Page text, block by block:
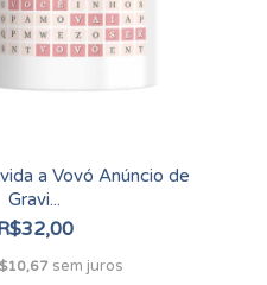
a Vovó Anúncio de
Gravi...
sem juros